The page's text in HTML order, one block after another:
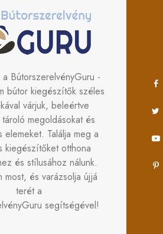
a BútorszerelvényGuru -
bútor kiegészítők széles
várjuk, beleértve
megoldásokat és
elemeket. Találja meg a
kiegészítőket otthona
és stílusához nálunk.
most, és varázsolja újjá
terét a
segítségével!